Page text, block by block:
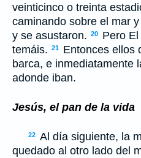
veinticinco o treinta
caminando sobre el mar
y se asustaron. 20
Pero
temáis. 21
Entonces ellos
barca, e inmediatamente
adonde iban.
Jesús, el pan de la vida
22 Al día siguiente, la
quedado al otro lado del